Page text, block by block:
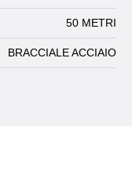
50 METRI
BRACCIALE ACCIAIO